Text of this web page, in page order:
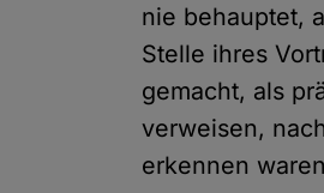
nie behauptet,
Stelle ihres
gemacht, als
verweisen,
erkennen